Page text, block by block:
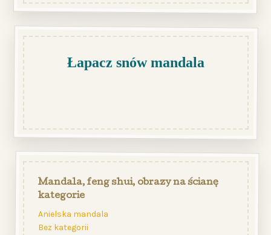
Łapacz snów mandala
Mandala, feng shui, obrazy na ścianę
kategorie
Anielska mandala
Bez kategorii